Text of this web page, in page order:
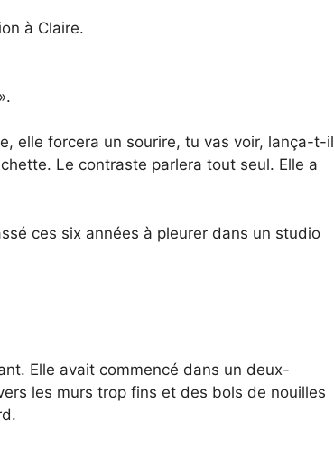
à Claire.
elle forcera un sourire, tu vas voir, lança-t-il
Le contraste parlera tout seul. Elle a
ces six années à pleurer dans un studio
Elle avait commencé dans un deux-
les murs trop fins et des bols de nouilles